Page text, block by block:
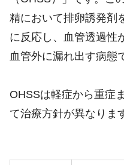
精において排卵誘発剤
に反応し、血管透過性
血管外に漏れ出す病態
OHSSは軽症から重症
て治療方針が異なりま